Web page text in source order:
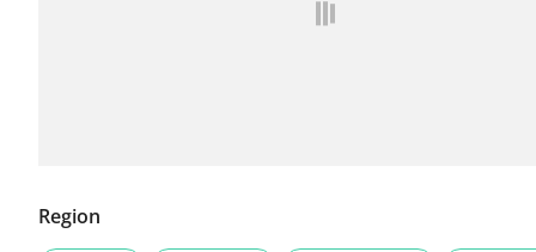
Region